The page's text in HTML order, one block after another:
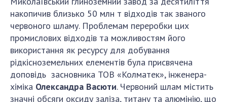
накопичив близько 50 млн т відходів так званого
червоного шламу. Проблемам переробки цих
промислових відходів та можливостям його
використання як ресурсу для добування
рідкісноземельних елементів була присвячена
доповідь засновника ТОВ «Колматек», інженера-
хіміка Олександра Васюти. Червоний шлам містить
значні обсяги оксиду заліза, титану та алюмінію, що